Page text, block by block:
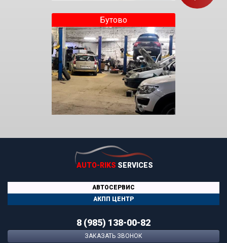
Бутово
AUTO-RIKS SERVICES
АВТОСЕРВИС
АКПП ЦЕНТР
8 (985) 138-00-82
ЗАКАЗАТЬ ЗВОНОК